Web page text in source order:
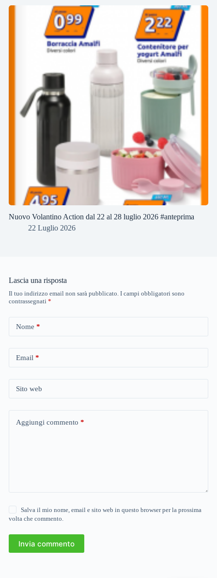
Nuovo Volantino Action dal 22 al 28 luglio 2026 #anteprima
22 Luglio 2026
Lascia una risposta
Il tuo indirizzo email non sarà pubblicato. I campi obbligatori sono
contrassegnati *
Nome *
Email *
Sito web
Aggiungi commento *
Salva il mio nome, email e sito web in questo browser per la prossima
volta che commento.
Invia commento